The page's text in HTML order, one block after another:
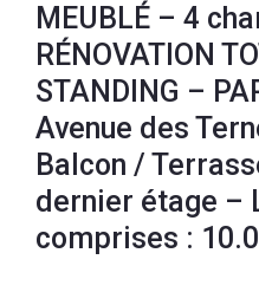
MEUBLÉ – 4
RÉNOVATION
STANDING –
Avenue des
Balcon /
dernier étage –
comprises :